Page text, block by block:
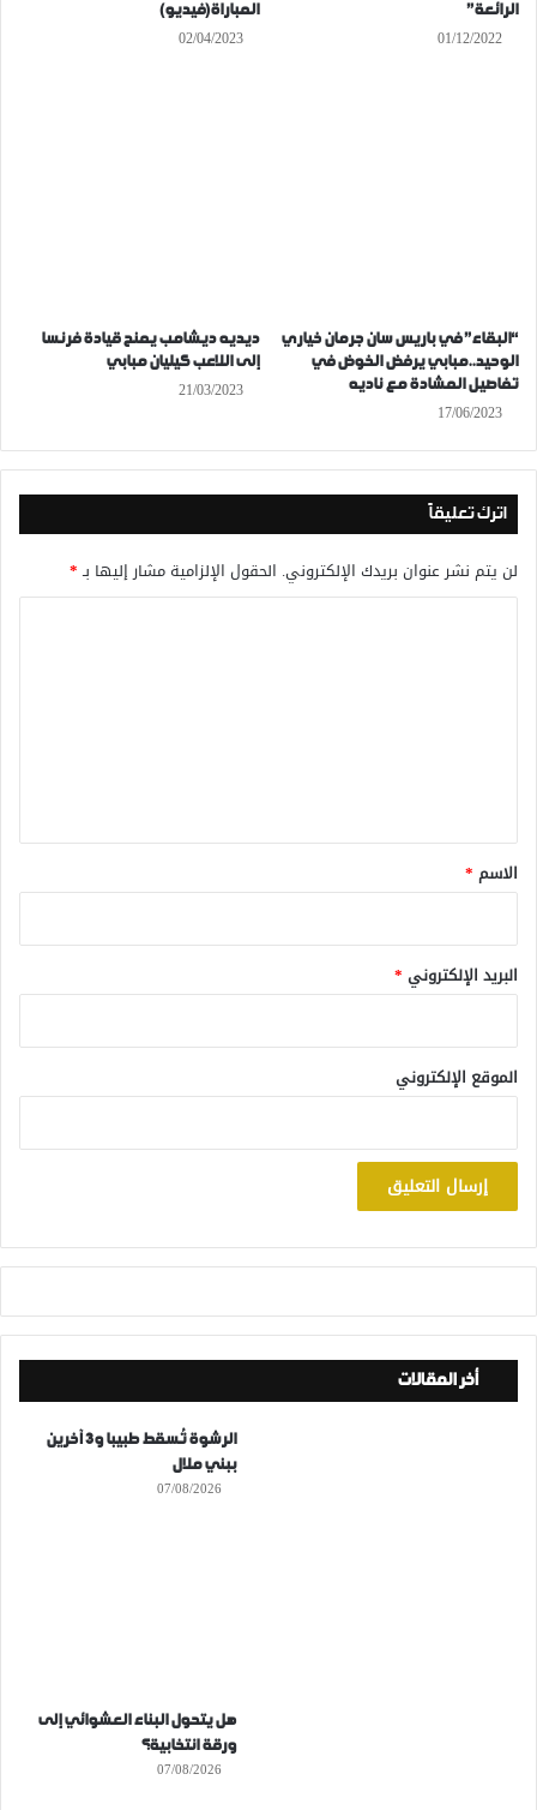
الرائعة”
01/12/2022
المباراة(فيديو)
02/04/2023
“البقاء” في باريس سان جرمان خياري
الوحيد..مبابي يرفض الخوض في
تفاصيل المشادة مع ناديه
17/06/2023
ديديه ديشامب يمنح قيادة فرنسا
إلى اللاعب كيليان مبابي
21/03/2023
اترك تعليقاً
لن يتم نشر عنوان بريدك الإلكتروني. الحقول الإلزامية مشار إليها بـ*
*
الاسم *
البريد الإلكتروني *
الموقع الإلكتروني
أخر المقالات
الرشوة تُسقط طبيبا و3 آخرين
ببني ملال
07/08/2026
هل يتحول البناء العشوائي إلى
ورقة انتخابية؟
07/08/2026